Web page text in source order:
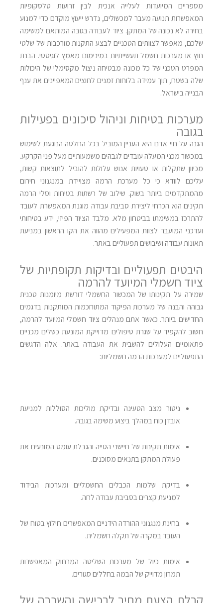
מספריים המיועדות לעלייה אנכית לבין זרועות טלסקופיות
המאפשרות תנועה מעבר למכשולים, נדרש ייעוץ מוקדם כדי למנוע
בחירה לא נכונה של המתקן. ציוד לעבודה בגובה המותאם למשימה
שלכם, מאפשר לצוותים הטכניים לבצע התקנות מורכבות של שלטי
חוץ או מערכות חשמל תעשייתיות במינימום מאמץ לוגיסטי. הבנת
המפרט הטכני של כל מכונה מבטיחה ניצול מקסימלי של היכולות
שלה בשטח, תוך עמידה בלוחות זמנים לחוצים המאפיינים את ענף
הבנייה בישראל.
מערכות בטיחות וניהול סיכונים בפעילות
בגובה
הגנה על חיי אדם היא העניין המוביל בכל החלטה הנוגעת לשימוש
במכשור מכני המעלה עובדים לגבהים משמעותיים מעל פני הקרקע.
מכיוון שתקלות או טעויות אנוש עלולות להוביל לתוצאות קשות,
עליכם לוודא כי כל מערכת הרמה מצויידת במנגנוני חירום
מהמתקדמים ביותר בשוק. שילוב של רשתות בטיחות וסלי הרמה
תקינים הוא הכרחי ליצירת סביבת עבודה מוגנת המאפשרת לעובד
להתרכז במשימתו בביטחון מלא. מלבד הציוד הפיזי, ידע בטיחותי
ועדכני המועבר לצוות המפעילים מהווה את הקו הראשון במניעת
תאונות עבודה ושיבושים תפעוליים באתר.
היבטים תפעוליים ובדיקות תקופתיות של
ציוד חשמלי המיועד להרמה
שמירה על תקינותו של המכשור החשמלי דורשת מיומנות טכנית
גבוהה והבנה של מערכות הפיקוד המתוחכמות המותקנות בדגמים
החדישים ביותר. כאשר אתם מנהלים ציוד חשמלי המיועד להרמה,
חשוב להקפיד על שגרת טיפולים מדוייקת המונעת כשלים מכניים
פתאומיים העלולים להשבית את העבודה באתר. אלה הדגשים
התפעוליים למערכות הרמה חשמליות:
ניטור מצב הטעינה ובדיקת מוליכות הסוללות למניעת
אובדן כוח במהלך ביצוע משימה בגובה.
אימות תקינות של חיישני הטייה והגבלת עומס המונעים את
פעולת המתקן בתנאים מסוכנים.
בדיקת שלמות הכבלים החשמליים ומערכות הבידוד
למניעת קצרים בסביבת עבודה לחה.
בחינת מנגנוני ההורדה הידניים המאפשרים חילוץ בטוח של
העובד במקרה של תקלה חשמלית.
אימות כיול של מערכות השליטה המרחוק המאפשרות
תמרון מדוייק של הבמה בחללים סגורים.